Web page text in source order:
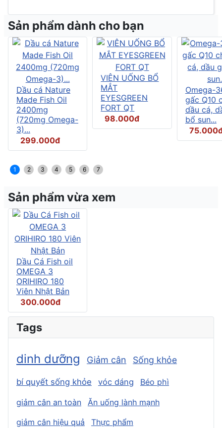
Sản phẩm dành cho bạn
Dầu cá Nature
Made Fish Oil
2400mg
(720mg Omega-
3)...
299.000đ
VIÊN UỐNG BỔ
MẮT
EYESGREEN
FORT QT
98.000đ
Omega-
gấc Q10
dầu cá,
bổ sun...
1 2 3 4 5 6 7
Sản phẩm vừa xem
Dầu Cá Fish oil
OMEGA 3
ORIHIRO 180
Viên Nhật Bản
300.000đ
Tags
dinh dưỡng Giảm cân Sống khỏe
bí quyết sống khỏe vóc dáng Béo phì
giảm cân an toàn
Ăn uống lành mạnh
giảm cân hiệu quả
Thực phẩm